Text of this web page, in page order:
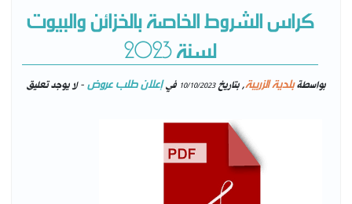
كراس الشروط الخاصة بالخزائن والبيوت
لسنة 2023
بواسطةبلدية الزريبة, بتاريخ10/10/2023 فيإعلان طلب عروض- لا يوجد تعليق